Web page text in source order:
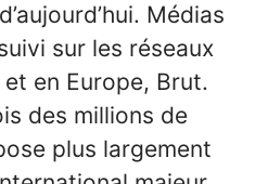
Médias
sur les réseaux
en Europe, Brut.
des millions de
plus largement